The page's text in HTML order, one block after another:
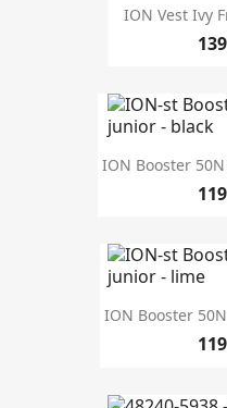
1
1
5
5
MORE FILTERS
ION Vest Ivy
ION Booster
ION Booster